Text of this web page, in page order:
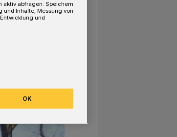
aktiv abfragen. Speichern
und Inhalte, Messung von
und
OK